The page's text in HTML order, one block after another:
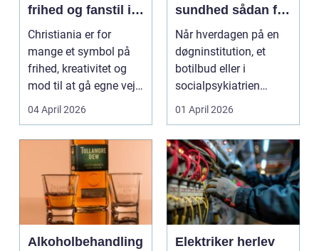
frihed og fanstil i
ét
Christiania er for
mange et symbol på
frihed, kreativitet og
mod til at gå egne veje.
Den samme ånd ...
04 April 2026
sundhed sådan får
du den rette hjælp
Når hverdagen på en
døgninstitution, et
botilbud eller i
socialpsykiatrien
pludselig ændrer sig,
01 April 2026
Alkoholbehandling
Elektriker herlev